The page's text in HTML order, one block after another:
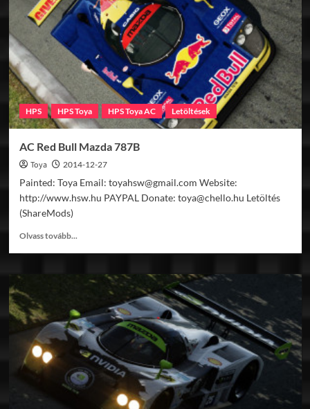
Mazda
787B
HPS HPS Toya HPS Toya AC Letöltések
AC Red Bull Mazda 787B
Toya 2014-12-27
Painted: Toya Email: toyahsw@gmail.com Website:
http://www.hsw.hu PAYPAL Donate: toya@chello.hu Letöltés
(ShareMods)
Olvass tovább...
Mazda
787B